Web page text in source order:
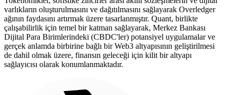
varlıkların oluşturulmasını ve dağıtılmasını sağlayarak Overledger
ağının faydasını artırmak üzere tasarlanmıştır. Quant, birlikte
çalışabilirlik için temel bir katman sağlayarak, Merkez Bankası
Dijital Para Birimlerindeki (CBDC'ler) potansiyel uygulamalar ve
gerçek anlamda birbirine bağlı bir Web3 altyapısının geliştirilmesi
de dahil olmak üzere, finansın geleceği için kilit bir altyapı
sağlayıcısı olarak konumlanmaktadır.